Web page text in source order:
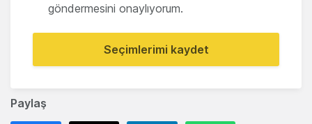
Paylaş
göndermesini onaylıyorum.
Seçimlerimi kaydet